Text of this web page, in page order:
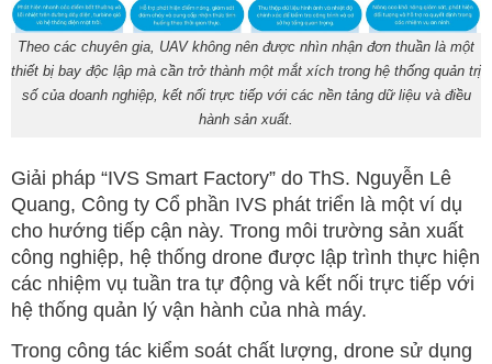
Theo các chuyên gia, UAV không nên được nhìn nhận đơn thuần là một
thiết bị bay độc lập mà cần trở thành một mắt xích trong hệ thống quản trị
số của doanh nghiệp, kết nối trực tiếp với các nền tảng dữ liệu và điều
hành sản xuất.
Giải pháp “IVS Smart Factory” do ThS. Nguyễn Lê
Quang, Công ty Cổ phần IVS phát triển là một ví dụ
cho hướng tiếp cận này. Trong môi trường sản xuất
công nghiệp, hệ thống drone được lập trình thực hiện
các nhiệm vụ tuần tra tự động và kết nối trực tiếp với
hệ thống quản lý vận hành của nhà máy.
Trong công tác kiểm soát chất lượng, drone sử dụng